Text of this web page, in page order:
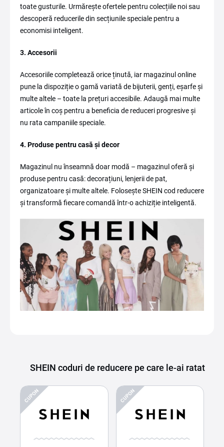
toate gusturile. Urmărește ofertele pentru colecțiile noi sau
descoperă reducerile din secțiunile speciale pentru a
economisi inteligent.
3. Accesorii
Accesoriile completează orice ținută, iar magazinul online
pune la dispoziție o gamă variată de bijuterii, genți, eșarfe și
multe altele – toate la prețuri accesibile. Adaugă mai multe
articole în coș pentru a beneficia de reduceri progresive și
nu rata campaniile speciale.
4. Produse pentru casă și decor
Magazinul nu înseamnă doar modă – magazinul oferă și
produse pentru casă: decorațiuni, lenjerii de pat,
organizatoare și multe altele. Folosește SHEIN cod reducere
și transformă fiecare comandă într-o achiziție inteligentă.
SHEIN coduri de reducere pe care le-ai ratat
CUPON CUPON